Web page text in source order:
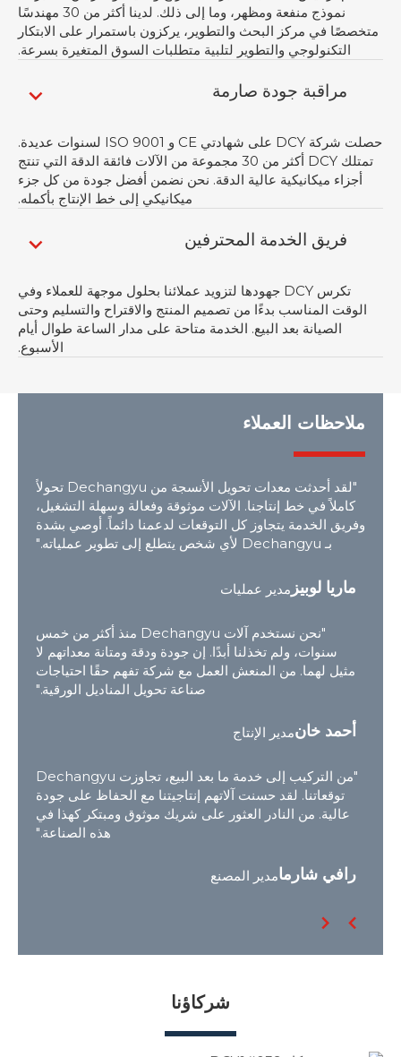
نموذج منفعة ومظهر، وما إلى ذلك. لدينا أكثر من 30 مهندسًا
متخصصًا في مركز البحث والتطوير، يركزون باستمرار على الابتكار
التكنولوجي والتطوير لتلبية متطلبات السوق المتغيرة بسرعة.
مراقبة جودة صارمة
حصلت شركة DCY على شهادتي CE و ISO 9001 لسنوات عديدة.
تمتلك DCY أكثر من 30 مجموعة من الآلات فائقة الدقة التي تنتج
أجزاء ميكانيكية عالية الدقة. نحن نضمن أفضل جودة من كل جزء
ميكانيكي إلى خط الإنتاج بأكمله.
فريق الخدمة المحترفين
تكرس DCY جهودها لتزويد عملائنا بحلول موجهة للعملاء وفي
الوقت المناسب بدءًا من تصميم المنتج والاقتراح والتسليم وحتى
الصيانة بعد البيع. الخدمة متاحة على مدار الساعة طوال أيام
الأسبوع.
ملاحظات العملاء
"لقد أحدثت معدات تحويل الأنسجة من Dechangyu تحولاً
كاملاً في خط إنتاجنا. الآلات موثوقة وفعالة وسهلة التشغيل،
وفريق الخدمة يتجاوز كل التوقعات لدعمنا دائماً. أوصي بشدة
بـ Dechangyu لأي شخص يتطلع إلى تطوير عملياته."
ماريا لوبيز مدير عمليات
"نحن نستخدم آلات Dechangyu منذ أكثر من خمس
سنوات، ولم تخذلنا أبدًا. إن جودة ودقة ومتانة معداتهم لا
مثيل لهما. من المنعش العمل مع شركة تفهم حقًا احتياجات
صناعة تحويل المناديل الورقية."
أحمد خانمدير الإنتاج
"من التركيب إلى خدمة ما بعد البيع، تجاوزت Dechangyu
توقعاتنا. لقد حسنت آلاتهم إنتاجيتنا مع الحفاظ على جودة
عالية. من النادر العثور على شريك موثوق ومبتكر كهذا في
هذه الصناعة."
رافي شارمامدير المصنع
شركاؤنا